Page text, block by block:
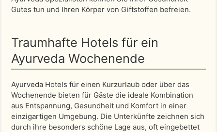
Gutes tun und Ihren Körper von Giftstoffen befreien.
Traumhafte Hotels für ein
Ayurveda Wochenende
Ayurveda Hotels für einen Kurzurlaub oder über das
Wochenende bieten für Gäste die ideale Kombination
aus Entspannung, Gesundheit und Komfort in einer
einzigartigen Umgebung. Die Unterkünfte zeichnen sich
durch ihre besonders schöne Lage aus, oft eingebettet